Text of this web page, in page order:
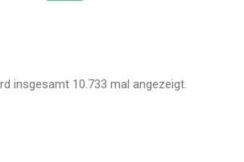
insgesamt 10.733 mal angezeigt.